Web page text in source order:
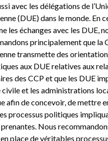
avec les délégations de
(DUE) dans le monde. En
les échanges avec les DUE,
principalement que la
transmette des
aux DUE relatives aux
des CCP et que les DUE
et les administrations
afin de concevoir, de mettre
processus politiques
Nous
place de véritables